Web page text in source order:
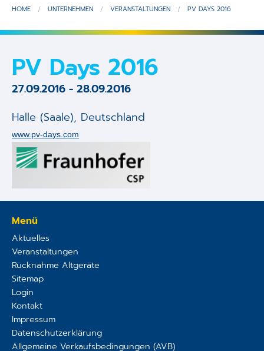
Produkte
OEM/ODM
Service
Applikationen
Techniken
Unternehmen
HOME UNTERNEHMEN VERANSTALTUNGEN PV DAYS 2016
PV Days 2016
27.09.2016 - 28.09.2016
Halle (Saale), Deutschland
www.pv-days.com
Menü
Aktuelles
Veranstaltungen
Rücknahme Altgeräte
Sitemap
Login
Kontakt
Impressum
Datenschutzerklärung
Allgemeine Verkaufsbedingungen (AVB)